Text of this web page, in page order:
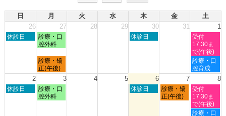
日 月 火 水 木 金
土
26
27 28 29 30 31 1
日
26th
休診日
月
曜
7
月
27th
診療・口
腔外科
木
30th
休診日
土
曜
日,
8
月
1st
受付
17:30ま
で(午後)
月
曜
日,
月
27th
診療・矯
正(午後)
土
曜
日,
月
1st
2026
診療・口
腔育成
2 3 4 5 6 7 8
日
休診日
月
曜
診療・口
腔外科
木
休診日
金
曜
診療・矯
正(午後)
土
曜
日,
8
受付
17:30ま
で(午後)
土
診療・口